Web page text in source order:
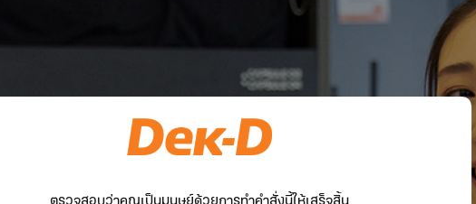
ตรวจสอบว่าคุณเป็นมนุษย์ด้วยการทำคำสั่งนี้ให้เสร็จสิ้น